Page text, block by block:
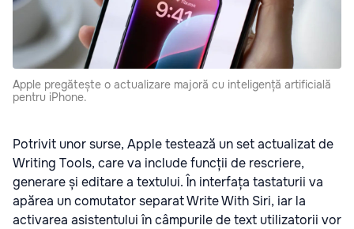
Apple pregătește o actualizare majoră cu inteligență artificială
pentru iPhone.
Potrivit unor surse, Apple testează un set actualizat de
Writing Tools, care va include funcții de rescriere,
generare și editare a textului. În interfața tastaturii va
apărea un comutator separat Write With Siri, iar la
activarea asistentului în câmpurile de text utilizatorii vor